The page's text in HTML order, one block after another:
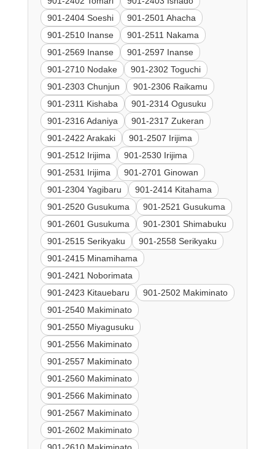
901-2404 Soeshi
901-2501 Ahacha
901-2510 Inanse
901-2511 Nakama
901-2569 Inanse
901-2597 Inanse
901-2710 Nodake
901-2302 Toguchi
901-2303 Chunjun
901-2306 Raikamu
901-2311 Kishaba
901-2314 Ogusuku
901-2316 Adaniya
901-2317 Zukeran
901-2422 Arakaki
901-2507 Irijima
901-2512 Irijima
901-2530 Irijima
901-2531 Irijima
901-2701 Ginowan
901-2304 Yagibaru
901-2414 Kitahama
901-2520 Gusukuma
901-2521 Gusukuma
901-2601 Gusukuma
901-2301 Shimabuku
901-2515 Serikyaku
901-2558 Serikyaku
901-2415 Minamihama
901-2421 Noborimata
901-2423 Kitauebaru
901-2502 Makiminato
901-2540 Makiminato
901-2550 Miyagusuku
901-2556 Makiminato
901-2557 Makiminato
901-2560 Makiminato
901-2566 Makiminato
901-2567 Makiminato
901-2602 Makiminato